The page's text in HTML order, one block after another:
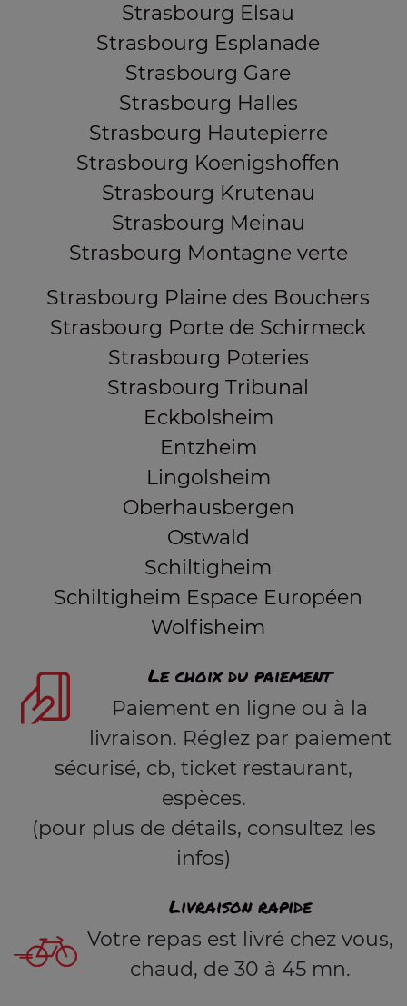
Strasbourg Elsau
Strasbourg Esplanade
Strasbourg Gare
Strasbourg Halles
Strasbourg Hautepierre
Strasbourg Koenigshoffen
Strasbourg Krutenau
Strasbourg Meinau
Strasbourg Montagne verte
Strasbourg Plaine des Bouchers
Strasbourg Porte de Schirmeck
Strasbourg Poteries
Strasbourg Tribunal
Eckbolsheim
Entzheim
Lingolsheim
Oberhausbergen
Ostwald
Schiltigheim
Schiltigheim Espace Européen
Wolfisheim
Le choix du paiement
Paiement en ligne ou à la
livraison. Réglez par paiement
sécurisé, cb, ticket restaurant,
espèces.
(pour plus de détails, consultez les
infos)
Livraison rapide
Votre repas est livré chez vous,
chaud, de 30 à 45 mn.